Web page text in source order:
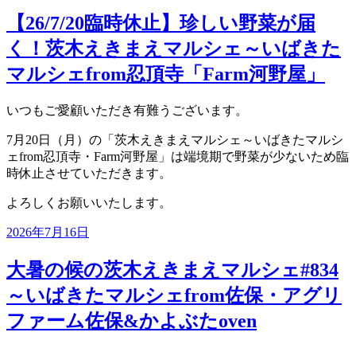
日:【26/7/20臨時休止】珍しい野菜が届
く！茨木えきまえマルシェ～いばきた
マルシェfrom忍頂寺「Farm河野屋」
いつもご愛顧いただき有難うございます。
7月20日（月）の「茨木えきまえマルシェ～いばきたマルシ
ェfrom忍頂寺・Farm河野屋」は端境期で野菜が少ないため臨
時休止させていただきます。
よろしくお願いいたします。
投
日:
2026年7月16日
大暑の候の茨木えきまえマルシェ#834
～いばきたマルシェfrom佐保・アグリ
ファーム佐保&かよぶたoven